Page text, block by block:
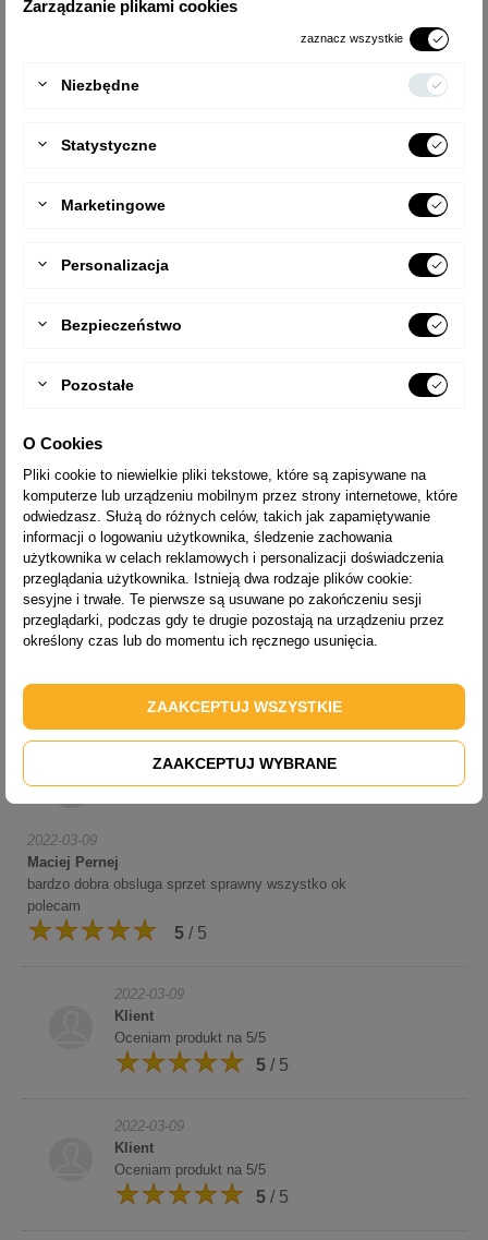
Drabina aluminiowa uniwersalna Helper 3x9 - solidna
wyposażenia, można sięgnąć nieba... Polecam.
Dokladnie odpowiada moim wymaganiom
Klient
2022-03-09
Klient
Oceniam produkt na 4/5
4/ 5
2022-03-09
jacek
2022-03-09
Maciej Pernej
bardzo dobra obsluga sprzet sprawny wszystko ok
polecam
5 / 5
2022-03-09
Klient
Oceniam produkt na 5/5
5 / 5
2022-03-09
Klient
Oceniam produkt na 5/5
5 / 5
Zarządzanie plikami cookies
zaznacz wszystkie
Niezbędne
Statystyczne
Marketingowe
Personalizacja
Bezpieczeństwo
Pozostałe
O Cookies
Pliki cookie to niewielkie pliki tekstowe, które są zapisywane na
komputerze lub urządzeniu mobilnym przez strony internetowe, które
odwiedzasz. Służą do różnych celów, takich jak zapamiętywanie
informacji o logowaniu użytkownika, śledzenie zachowania
użytkownika w celach reklamowych i personalizacji doświadczenia
przeglądania użytkownika. Istnieją dwa rodzaje plików cookie:
sesyjne i trwałe. Te pierwsze są usuwane po zakończeniu sesji
przeglądarki, podczas gdy te drugie pozostają na urządzeniu przez
określony czas lub do momentu ich ręcznego usunięcia.
ZAAKCEPTUJ WYBRANE
ZAAKCEPTUJ WSZYSTKIE